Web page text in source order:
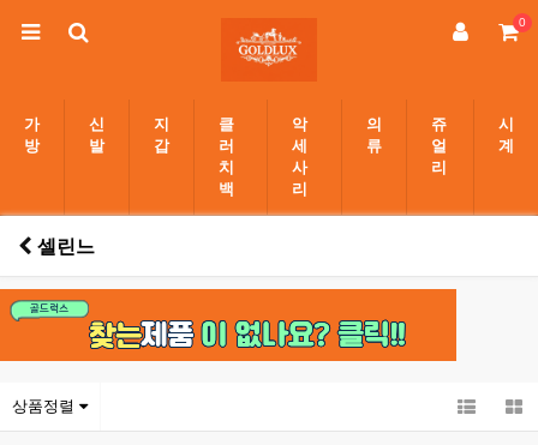
0
가
방
신
발
지
갑
클
러
치
백
악
세
사
리
의
류
쥬
얼
리
시
계
셀린느
상품정렬